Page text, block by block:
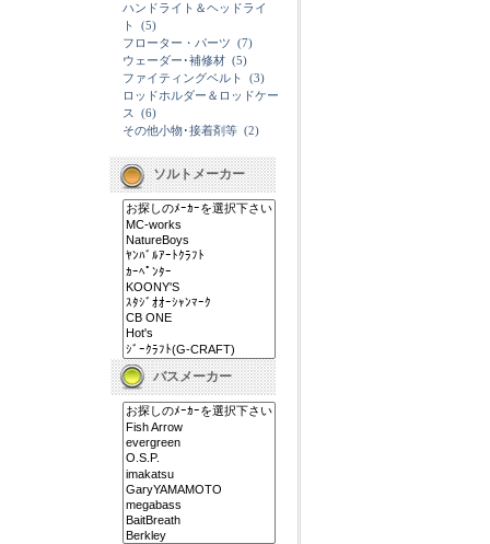
ハンドライト＆ヘッドライ
ト
(5)
フローター・パーツ (7)
ウェーダー･補修材 (5)
ファイティングベルト
(3)
ロッドホルダー＆ロッドケー
ス
(6)
その他小物･接着剤等 (2)
ソルトメーカー
バスメーカー